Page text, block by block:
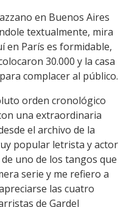
en Buenos Aires
textualmente, mira
en París es formidable,
30.000 y la casa
complacer al público.
orden cronológico
una extraordinaria
el archivo de la
popular letrista y actor
uno de los tangos que
serie y me refiero a
las cuatro
de Gardel